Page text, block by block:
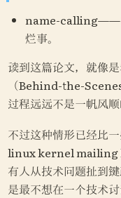
name-calling——
烂事。
读到这篇论文，就像
（Behind-the-
过程远远不是一帆风顺
不过这种情形已经比
linux kernel mailing
有人从技术问题扯到
是最不想在一个技术讨